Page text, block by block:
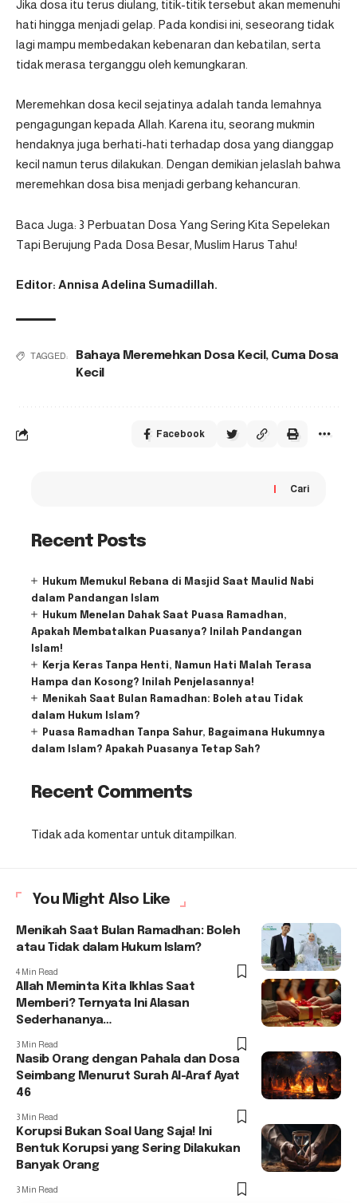
Jika dosa itu terus diulang, titik-titik tersebut akan memenuhi
hati hingga menjadi gelap. Pada kondisi ini, seseorang tidak
lagi mampu membedakan kebenaran dan kebatilan, serta
tidak merasa terganggu oleh kemungkaran.
Meremehkan dosa kecil sejatinya adalah tanda lemahnya
pengagungan kepada Allah. Karena itu, seorang mukmin
hendaknya juga berhati-hati terhadap dosa yang dianggap
kecil namun terus dilakukan. Dengan demikian jelaslah bahwa
meremehkan dosa bisa menjadi gerbang kehancuran.
Baca Juga: 3 Perbuatan Dosa Yang Sering Kita Sepelekan
Tapi Berujung Pada Dosa Besar, Muslim Harus Tahu!
Editor: Annisa Adelina Sumadillah.
TAGGED: Bahaya Meremehkan Dosa Kecil , Cuma Dosa
Kecil
Facebook
Cari
Recent Posts
Hukum Memukul Rebana di Masjid Saat Maulid Nabi
dalam Pandangan Islam
Hukum Menelan Dahak Saat Puasa Ramadhan,
Apakah Membatalkan Puasanya? Inilah Pandangan
Islam!
Kerja Keras Tanpa Henti, Namun Hati Malah Terasa
Hampa dan Kosong? Inilah Penjelasannya!
Menikah Saat Bulan Ramadhan: Boleh atau Tidak
dalam Hukum Islam?
Puasa Ramadhan Tanpa Sahur, Bagaimana Hukumnya
dalam Islam? Apakah Puasanya Tetap Sah?
Recent Comments
Tidak ada komentar untuk ditampilkan.
You Might Also Like
Menikah Saat Bulan Ramadhan: Boleh
atau Tidak dalam Hukum Islam?
4 Min Read
Allah Meminta Kita Ikhlas Saat
Memberi? Ternyata Ini Alasan
Sederhananya…
3 Min Read
Nasib Orang dengan Pahala dan Dosa
Seimbang Menurut Surah Al-Araf Ayat
46
3 Min Read
Korupsi Bukan Soal Uang Saja! Ini
Bentuk Korupsi yang Sering Dilakukan
Banyak Orang
3 Min Read